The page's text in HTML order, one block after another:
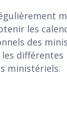
les
des
ministériels.